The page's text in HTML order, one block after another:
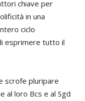
chiave per
in una
ciclo
esprimere tutto il
scrofe pluripare
al loro Bcs e al Sgd